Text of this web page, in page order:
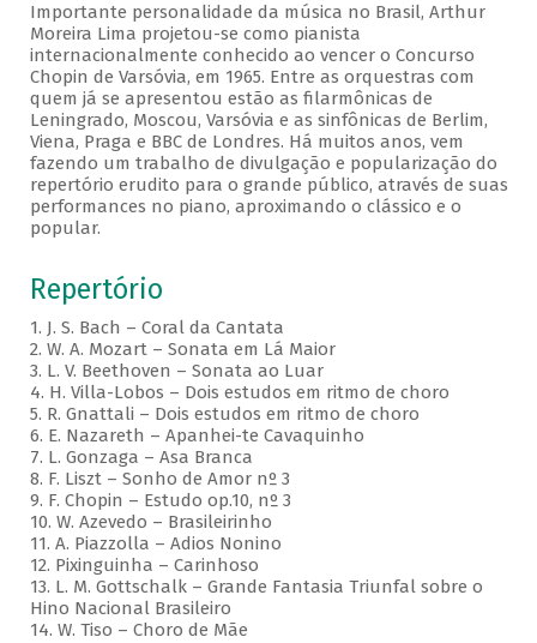
Importante personalidade da música no Brasil, Arthur
Moreira Lima projetou-se como pianista
internacionalmente conhecido ao vencer o Concurso
Chopin de Varsóvia, em 1965. Entre as orquestras com
quem já se apresentou estão as filarmônicas de
Leningrado, Moscou, Varsóvia e as sinfônicas de Berlim,
Viena, Praga e BBC de Londres. Há muitos anos, vem
fazendo um trabalho de divulgação e popularização do
repertório erudito para o grande público, através de suas
performances no piano, aproximando o clássico e o
popular.
Repertório
1. J. S. Bach – Coral da Cantata
2. W. A. Mozart – Sonata em Lá Maior
3. L. V. Beethoven – Sonata ao Luar
4. H. Villa-Lobos – Dois estudos em ritmo de choro
5. R. Gnattali – Dois estudos em ritmo de choro
6. E. Nazareth – Apanhei-te Cavaquinho
7. L. Gonzaga – Asa Branca
8. F. Liszt – Sonho de Amor nº 3
9. F. Chopin – Estudo op.10, nº 3
10. W. Azevedo – Brasileirinho
11. A. Piazzolla – Adios Nonino
12. Pixinguinha – Carinhoso
13. L. M. Gottschalk – Grande Fantasia Triunfal sobre o
Hino Nacional Brasileiro
14. W. Tiso – Choro de Mãe